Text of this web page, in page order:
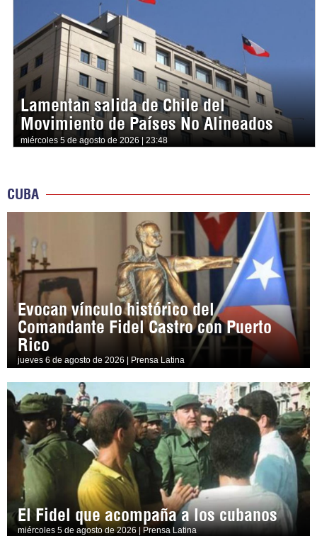
Lamentan salida de Chile del
Movimiento de Países No Alineados
miércoles 5 de agosto de 2026 | 23:48
CUBA
Evocan vínculo histórico del
Comandante Fidel Castro con Puerto
Rico
jueves 6 de agosto de 2026 | Prensa Latina
El Fidel que acompaña a los cubanos
miércoles 5 de agosto de 2026 | Prensa Latina